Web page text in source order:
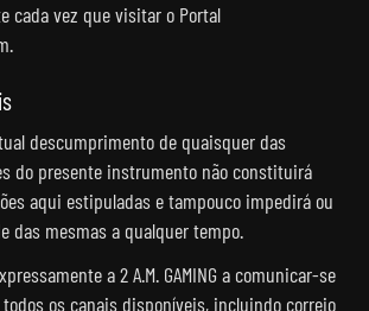
cada vez que visitar o Portal
descumprimento de quaisquer das
do presente instrumento não constituirá
aqui estipuladas e tampouco impedirá ou
das mesmas a qualquer tempo.
a 2 A.M. GAMING a comunicar-se
os canais disponíveis, incluindo correio